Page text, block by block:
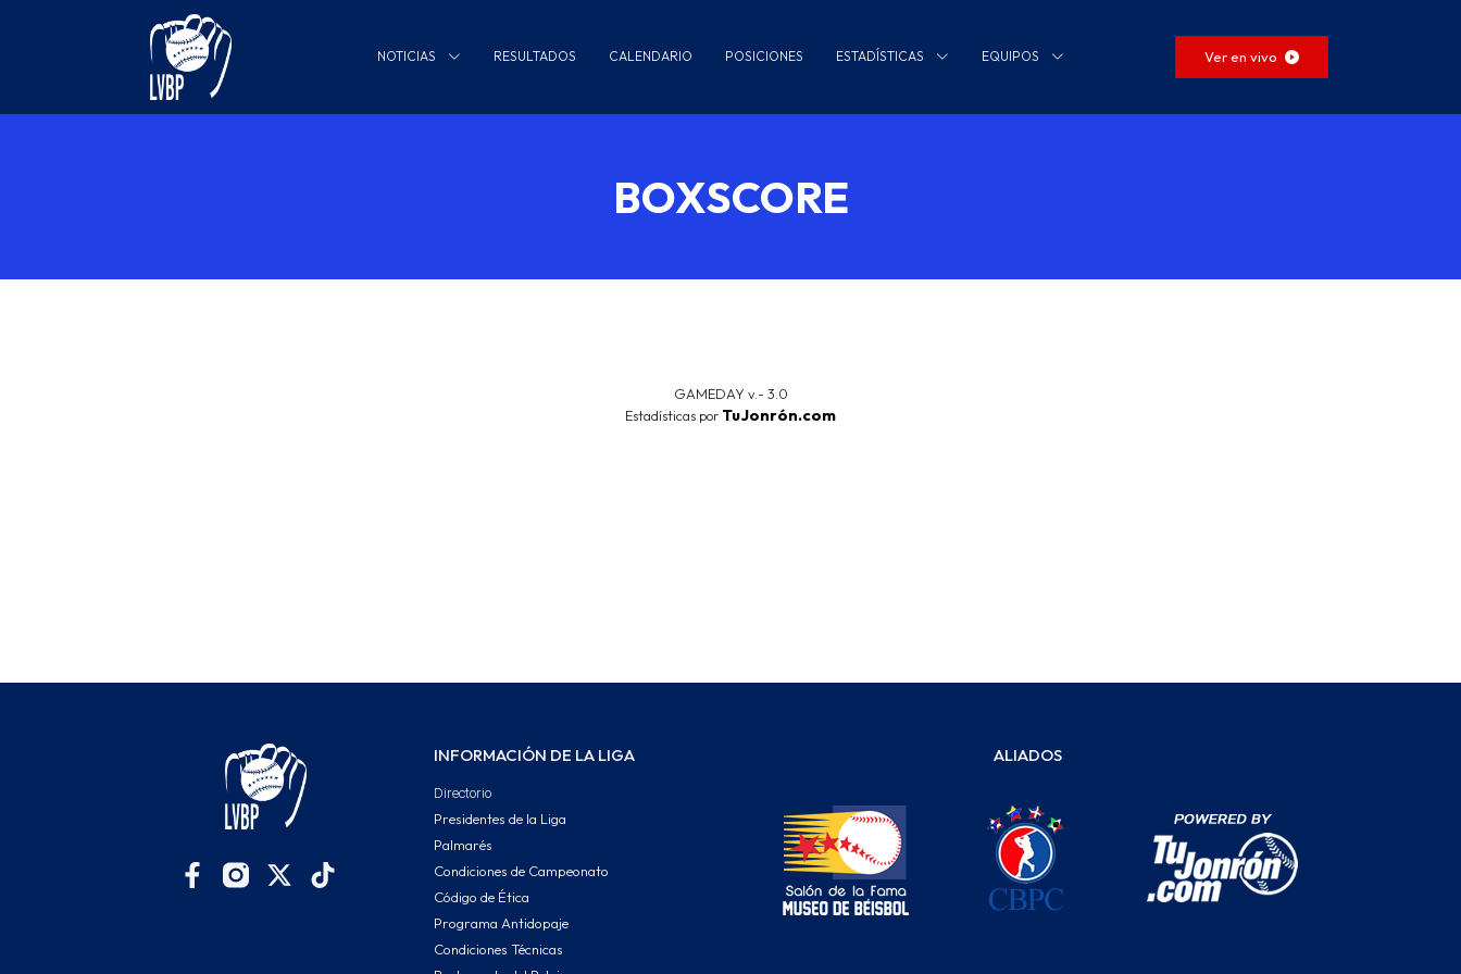
NOTICIAS RESULTADOS CALENDARIO POSICIONES ESTADÍSTICAS EQUIPOS Ver en vivo
BOXSCORE
GAMEDAY v.- 3.0
Estadísticas por TuJonrón.com
INFORMACIÓN DE LA LIGA
Directorio
Presidentes de la Liga
Palmarés
Condiciones de Campeonato
Código de Ética
Programa Antidopaje
Condiciones Técnicas
ALIADOS